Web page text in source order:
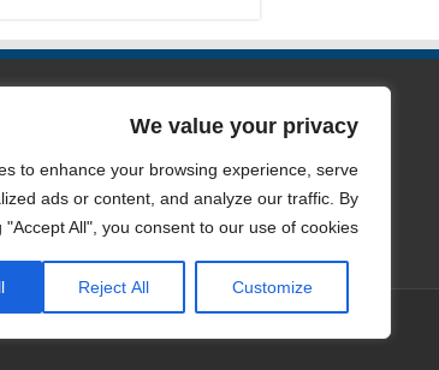
We value your privacy
to enhance your browsing experience, serve
ads or content, and analyze our traffic. By
"Accept All", you consent to our use of cookies.
Customize
Reject All
الصفحات
من نحن
سياسة الخصوصية
اتصل بنا